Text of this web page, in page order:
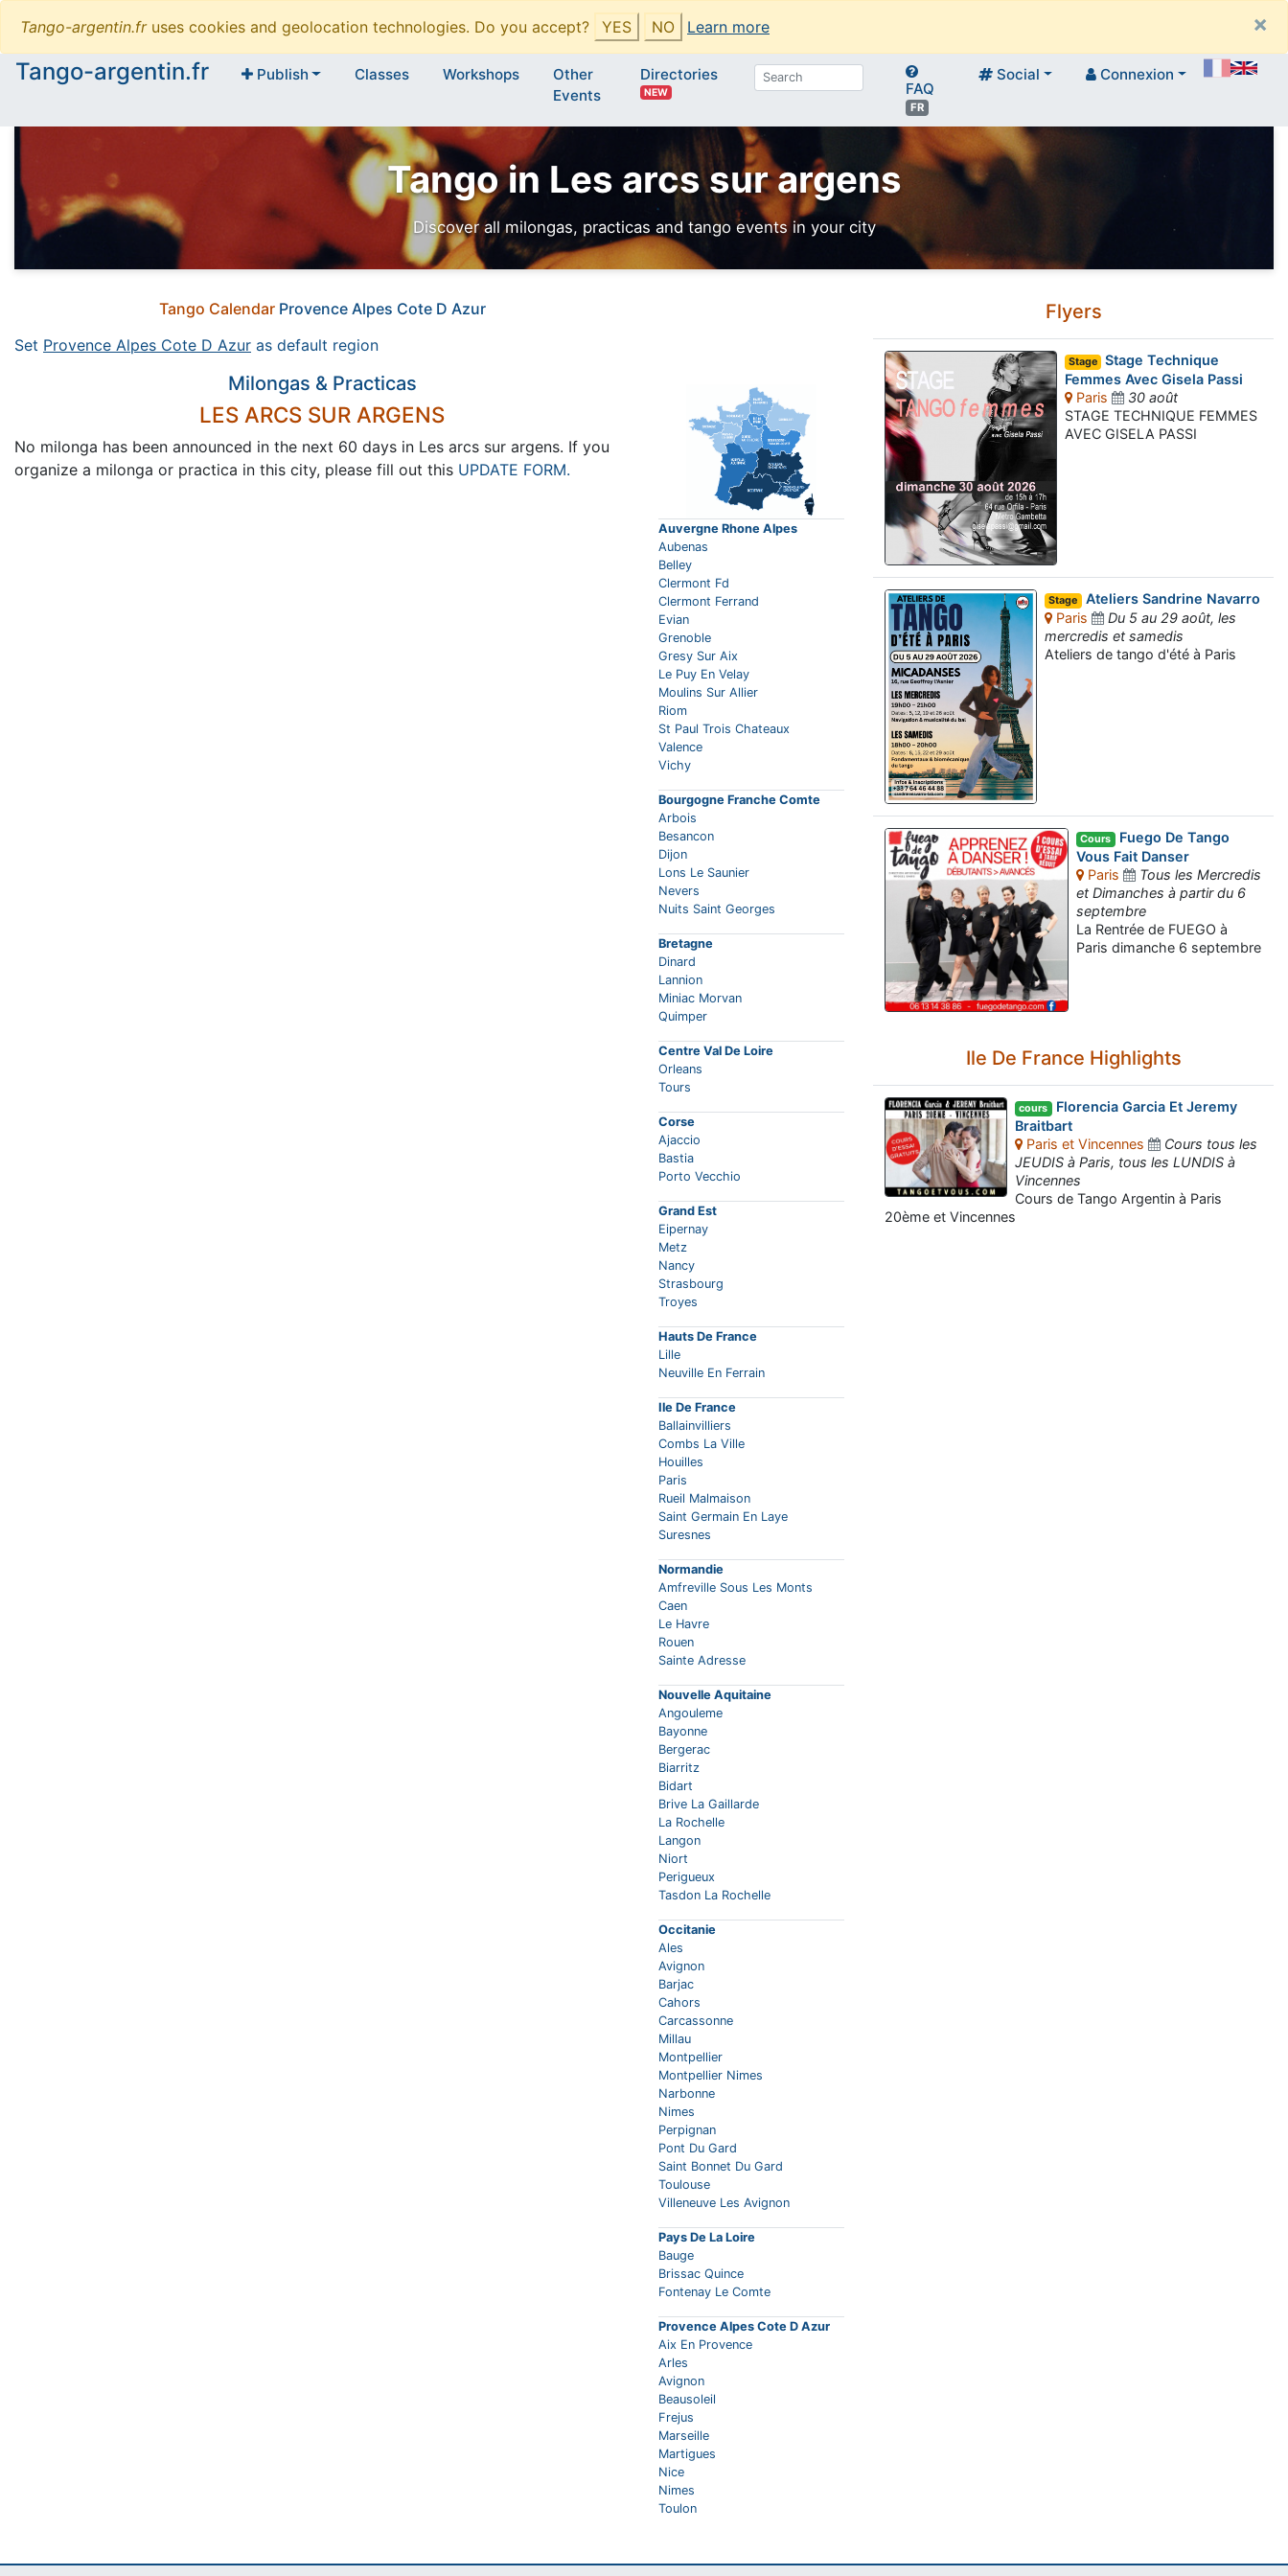
Tango-argentin.fruses cookies and geolocation technologies. Do you accept? YES NO Learn more
×
Tango-argentin.fr
Publish Classes Workshops
Other
Events
Directories
NEW FAQ
FR
Social Connexion
Tango in Les arcs sur argens
Discover all milongas, practicas and tango events in your city
Tango Calendar Provence Alpes Cote D Azur
Set Provence Alpes Cote D Azur as default region
Milongas & Practicas
LES ARCS SUR ARGENS
No milonga has been announced in the next 60 days in Les arcs sur argens. If you
organize a milonga or practica in this city, please fill out this UPDATE FORM.
Auvergne Rhone Alpes
Aubenas
Belley
Clermont Fd
Clermont Ferrand
Evian
Grenoble
Gresy Sur Aix
Le Puy En Velay
Moulins Sur Allier
Riom
St Paul Trois Chateaux
Valence
Vichy
Bourgogne Franche Comte
Arbois
Besancon
Dijon
Lons Le Saunier
Nevers
Nuits Saint Georges
Bretagne
Dinard
Lannion
Miniac Morvan
Quimper
Centre Val De Loire
Orleans
Tours
Corse
Ajaccio
Bastia
Porto Vecchio
Grand Est
Eipernay
Metz
Nancy
Strasbourg
Troyes
Hauts De France
Lille
Neuville En Ferrain
Ile De France
Ballainvilliers
Combs La Ville
Houilles
Paris
Rueil Malmaison
Saint Germain En Laye
Suresnes
Normandie
Amfreville Sous Les Monts
Caen
Le Havre
Rouen
Sainte Adresse
Nouvelle Aquitaine
Angouleme
Bayonne
Bergerac
Biarritz
Bidart
Brive La Gaillarde
La Rochelle
Langon
Niort
Perigueux
Tasdon La Rochelle
Occitanie
Ales
Avignon
Barjac
Cahors
Carcassonne
Millau
Montpellier
Montpellier Nimes
Narbonne
Nimes
Perpignan
Pont Du Gard
Saint Bonnet Du Gard
Toulouse
Villeneuve Les Avignon
Pays De La Loire
Bauge
Brissac Quince
Fontenay Le Comte
Provence Alpes Cote D Azur
Aix En Provence
Arles
Avignon
Beausoleil
Frejus
Marseille
Martigues
Nice
Nimes
Toulon
Flyers
Stage
Stage Technique
Femmes Avec Gisela Passi
Paris
30 août
STAGE TECHNIQUE FEMMES
AVEC GISELA PASSI
Stage Ateliers Sandrine Navarro
Paris
Du 5 au 29 août, les
mercredis et samedis
Ateliers de tango d'été à Paris
Cours Fuego De Tango
Vous Fait Danser
Paris
Tous les Mercredis
et Dimanches à partir du 6
septembre
La Rentrée de FUEGO à
Paris dimanche 6 septembre
Ile De France Highlights
cours Florencia Garcia Et Jeremy
Braitbart
Paris et Vincennes
Cours tous les
JEUDIS à Paris, tous les LUNDIS à
Vincennes
Cours de Tango Argentin à Paris
20ème et Vincennes